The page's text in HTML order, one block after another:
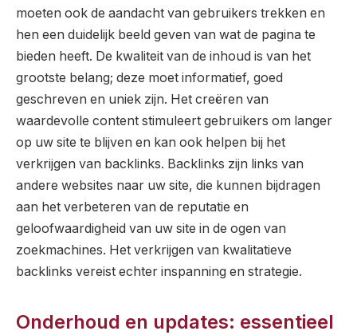
moeten ook de aandacht van gebruikers trekken en
hen een duidelijk beeld geven van wat de pagina te
bieden heeft. De kwaliteit van de inhoud is van het
grootste belang; deze moet informatief, goed
geschreven en uniek zijn. Het creëren van
waardevolle content stimuleert gebruikers om langer
op uw site te blijven en kan ook helpen bij het
verkrijgen van backlinks. Backlinks zijn links van
andere websites naar uw site, die kunnen bijdragen
aan het verbeteren van de reputatie en
geloofwaardigheid van uw site in de ogen van
zoekmachines. Het verkrijgen van kwalitatieve
backlinks vereist echter inspanning en strategie.
Onderhoud en updates: essentieel